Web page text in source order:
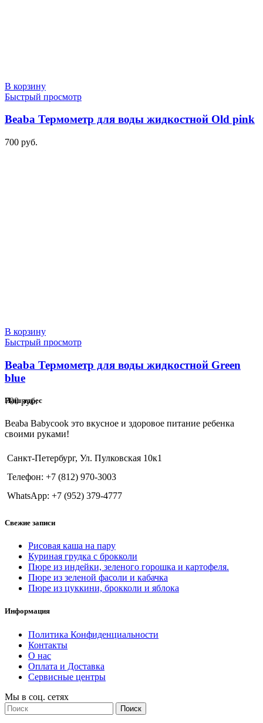
В корзину
Быстрый просмотр
Beaba Термометр для воды жидкостной Old pink
700 руб.
В корзину
Быстрый просмотр
Beaba Термометр для воды жидкостной Green
blue
700руб.
Наш адрес
Beaba Babycook это вкусное и здоровое питание ребенка
своими руками!
Санкт-Петербург, Ул. Пулковская 10к1
Телефон: +7 (812) 970-3003
WhatsApp: +7 (952) 379-4777
Свежие записи
Рисовая каша на пару
Куриная грудка с брокколи
Пюре из индейки, зеленого горошка и картофеля.
Пюре из зеленой фасоли и кабачка
Пюре из цуккини, брокколи и яблока
Информация
Политика Конфиденциальности
Контакты
О нас
Оплата и Доставка
Сервисные центры
Мы в соц. сетях
Поиск